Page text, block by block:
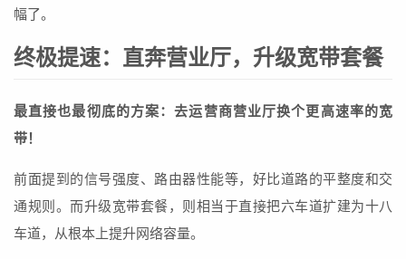
幅了。
终极提速：直奔营业厅，升级宽带套餐
最直接也最彻底的方案：去运营商营业厅换个更高速率的宽
带！
前面提到的信号强度、路由器性能等，好比道路的平整度和交
通规则。而升级宽带套餐，则相当于直接把六车道扩建为十八
车道，从根本上提升网络容量。